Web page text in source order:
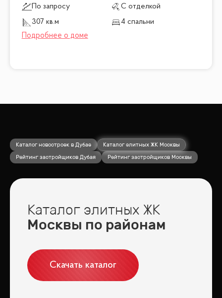
По запросу
С отделкой
307 кв.м
4 спальни
Каталог новостроек в Дубае
Каталог элитных ЖК Москвы
Рейтинг застройщиков Дубая
Рейтинг застройщиков Москвы
Каталог элитных ЖК
Москвы по районам
Скачать каталог